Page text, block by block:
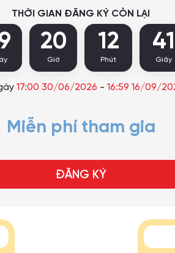
THỜI GIAN ĐĂNG KÝ CÒN LẠI
20
Giờ
12
Phút
40
Giây
17:00 30/06/2026 - 16:59 16/09/
Miễn phí tham gia
ĐĂNG KÝ